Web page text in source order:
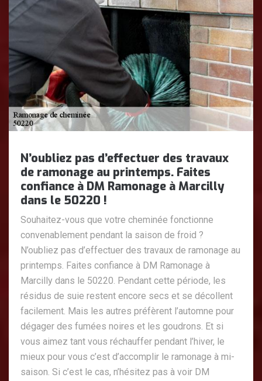
N’oubliez pas d’effectuer des travaux
de ramonage au printemps. Faites
confiance à DM Ramonage à Marcilly
dans le 50220 !
Souhaitez-vous que votre cheminée fonctionne
convenablement pendant la saison de froid ?
N’oubliez pas d’effectuer des travaux de ramonage au
printemps. Faites confiance à DM Ramonage à
Marcilly dans le 50220. Pendant cette période, les
résidus de suie restent encore secs et se décollent
facilement. Mais les autres préfèrent l’automne pour
dégager des fumées noires et les goudrons. Et si
vous aimez tant vous réchauffer pendant l’hiver, le
mieux pour vous c’est d’accomplir le ramonage à mi-
saison. Si c’est le cas, n’hésitez pas à voir DM